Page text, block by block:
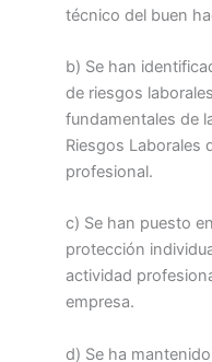
técnico del buen
b) Se han
de riesgos
fundamentales de
Riesgos Laborales
profesional.
c) Se han puesto
protección
actividad
empresa.
d) Se ha